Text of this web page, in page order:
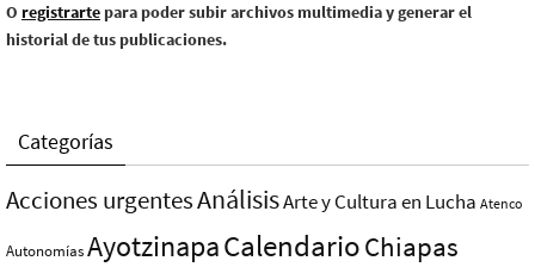
O registrarte para poder subir archivos multimedia y generar el
historial de tus publicaciones.
Categorías
Acciones urgentesAnálisisArte y Cultura en Lucha Atenco
AutonomíasAyotzinapaCalendarioChiapas